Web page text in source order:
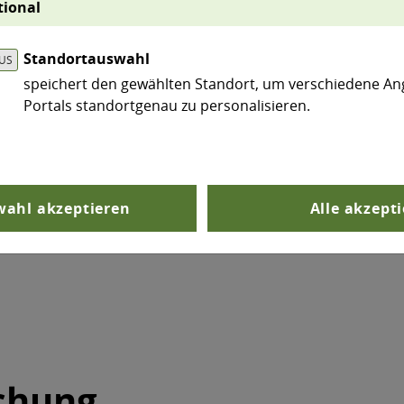
© sdecoret
Standortauswahl
speichert den gewählten Standort, um verschiedene
Portals standortgenau zu personalisieren.
akzeptieren Alle